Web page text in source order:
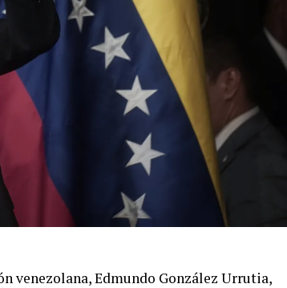
venezolana, Edmundo González Urrutia,